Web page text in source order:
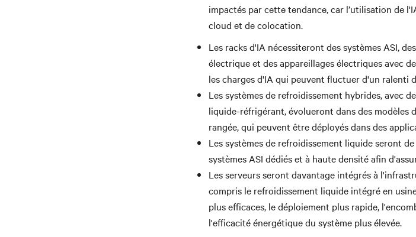
impactés par cette tendance, car l’utilisation de
cloud et de colocation.
Les racks d'IA nécessiteront des systèmes ASI,
électrique et des appareillages électriques avec
les charges d'IA qui peuvent fluctuer d'un ralenti
Les systèmes de refroidissement hybrides, avec
liquide-réfrigérant, évolueront dans des modèles
rangée, qui peuvent être déployés dans des
Les systèmes de refroidissement liquide seront
systèmes ASI dédiés et à haute densité afin
Les serveurs seront davantage intégrés à
compris le refroidissement liquide intégré en
plus efficaces, le déploiement plus rapide,
l'efficacité énergétique du système plus élevée.